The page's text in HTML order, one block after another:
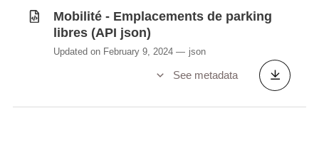
Mobilité - Emplacements de parking
libres (API json)
Updated on February 9, 2024 json
See metadata